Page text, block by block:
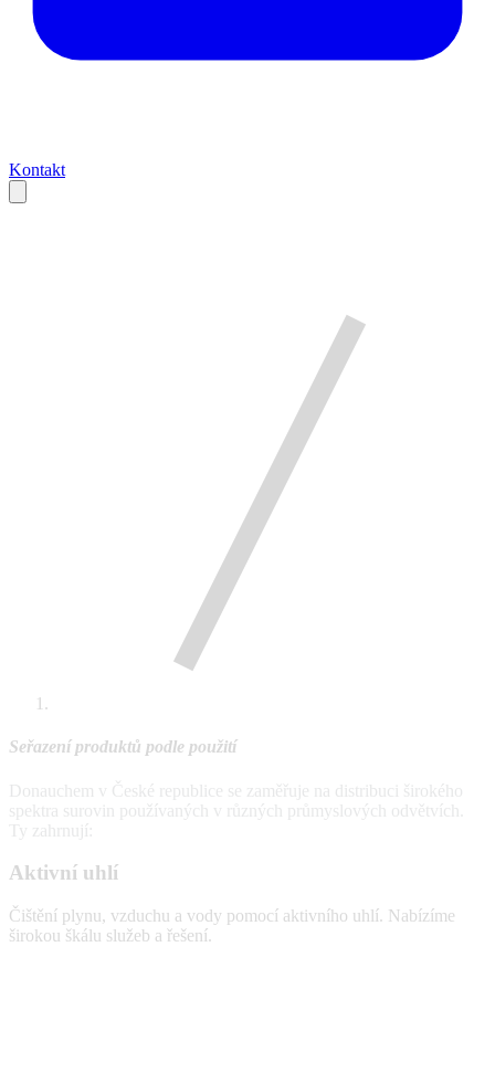
Kontakt
Seřazení produktů podle použití
Donauchem v České republice se zaměřuje na distribuci širokého
spektra surovin používaných v různých průmyslových odvětvích.
Ty zahrnují:
Aktivní uhlí
Čištění plynu, vzduchu a vody pomocí aktivního uhlí. Nabízíme
širokou škálu služeb a řešení.